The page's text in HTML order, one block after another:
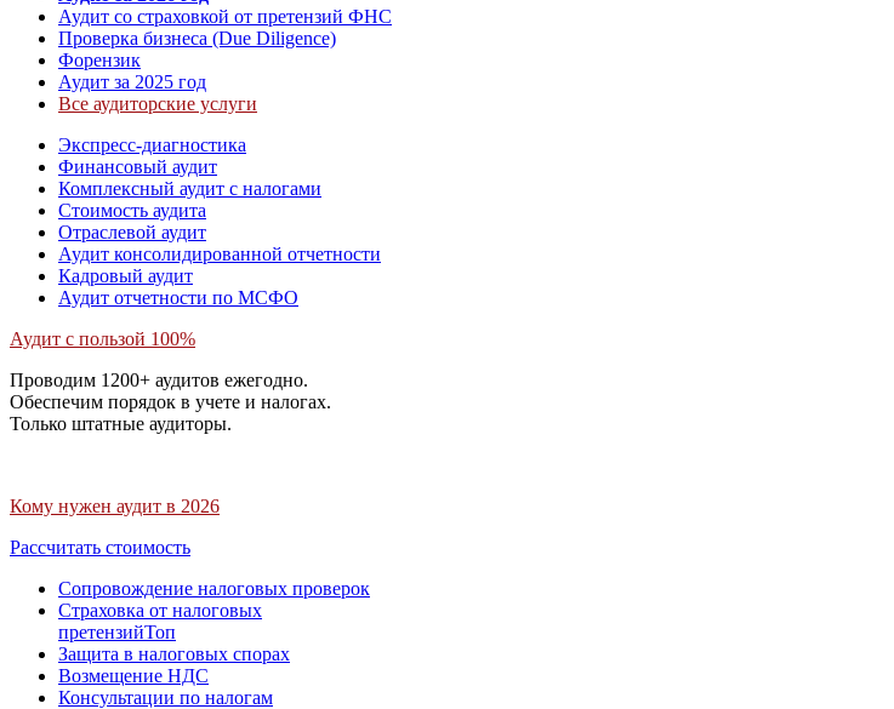
Аудит со страховкой от претензий ФНС
Проверка бизнеса (Due Diligence)
Форензик
Аудит за 2025 год
Все аудиторские услуги
Экспресс-диагностика
Финансовый аудит
Комплексный аудит с налогами
Стоимость аудита
Отраслевой аудит
Аудит консолидированной отчетности
Кадровый аудит
Аудит отчетности по МСФО
Аудит с пользой 100%
Проводим 1200+ аудитов ежегодно.
Обеспечим порядок в учете и налогах.
Только штатные аудиторы.
Кому нужен аудит в 2026
Рассчитать стоимость
Сопровождение налоговых проверок
Страховка от налоговых
претензийТоп
Защита в налоговых спорах
Возмещение НДС
Консультации по налогам